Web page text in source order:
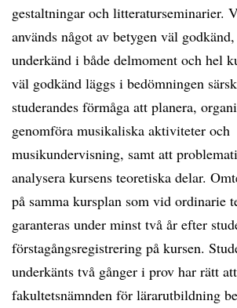
gestaltningar och litteraturseminarier.
används något av betygen väl
underkänd i både delmoment och hel
väl godkänd läggs i bedömningen
studerandes förmåga att planera,
genomföra musikaliska aktiviteter och
musikundervisning, samt att
analysera kursens teoretiska delar.
på samma kursplan som vid ordinarie
garanteras under minst två år efter
förstagångsregistrering på kursen.
underkänts två gånger i prov har rätt
fakultetsnämnden för lärarutbildning